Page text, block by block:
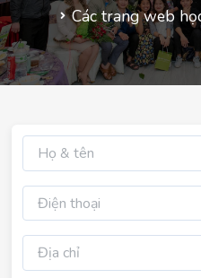
Các trang web